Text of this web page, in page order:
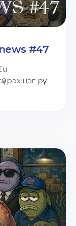
#47
цэг рүү